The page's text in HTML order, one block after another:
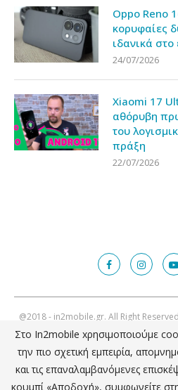
Oppo Reno
κορυφαίες
ιδανικά στο
24/07/2026
Xiaomi 17
αθόρυβη
του
πράξη
22/07/2026
@2018 - in2mobile.gr. All Right
ΕΠΙΣΤΡΟΦΗ
Στο In2mobile xρησιμοποιούμε
την πιο σχετική εμπειρία,
και τις επαναλαμβανόμενες
κουμπί «Αποδοχή», συμφωνείτε